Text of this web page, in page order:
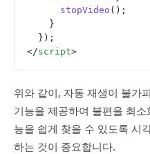
      stopVideo
();
    }
  });
</script>
위와 같이, 자동 재생이 불가
기능을 제공하여 불편을 최
능을 쉽게 찾을 수 있도록 시
하는 것이 중요합니다.